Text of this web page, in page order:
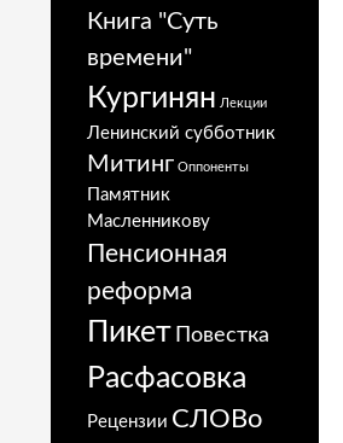
Книга "Суть
времени"
Кургинян Лекции
Ленинский субботник
Митинг Оппоненты
Памятник
Масленникову
Пенсионная
реформа
Пикет Повестка
Расфасовка
Рецензии СЛОВо